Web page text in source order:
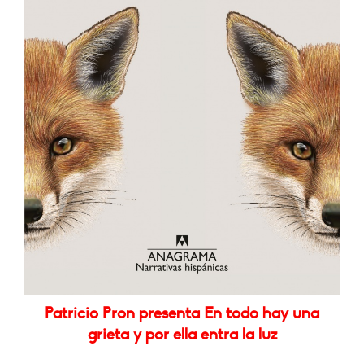
Patricio Pron presenta En todo hay una
grieta y por ella entra la luz